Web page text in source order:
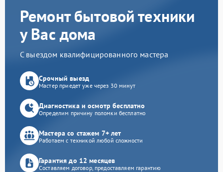
Ремонт бытовой техники
у Вас дома
С выездом квалифицированного мастера
Срочный выезд
Мастер приедет уже через 30 минут
Диагностика и осмотр бесплатно
Определим причину поломки бесплатно
Мастера со стажем 7+ лет
Работаем с техникой любой сложности
Гарантия до 12 месяцев
Составляем договор, предоставляем гарантию